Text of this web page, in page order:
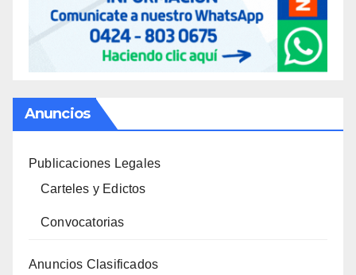
Anuncios
Publicaciones Legales
Carteles y Edictos
Convocatorias
Anuncios Clasificados